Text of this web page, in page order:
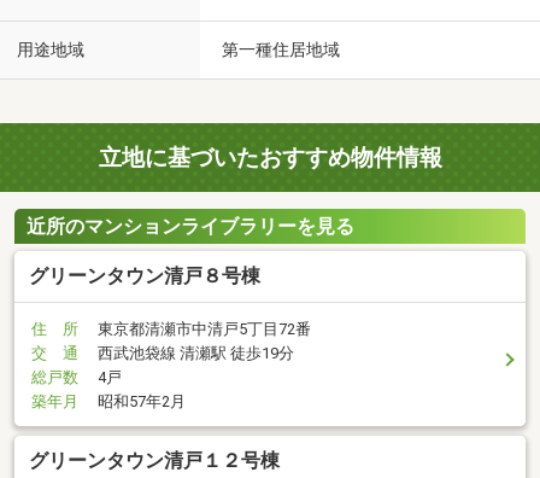
用途地域 第一種住居地域
立地に基づいたおすすめ物件情報
近所のマンションライブラリーを見る
グリーンタウン清戸８号棟
住 所
東京都清瀬市中清戸5丁目72番
交 通
西武池袋線 清瀬駅 徒歩19分
総戸数
4戸
築年月
昭和57年2月
グリーンタウン清戸１２号棟